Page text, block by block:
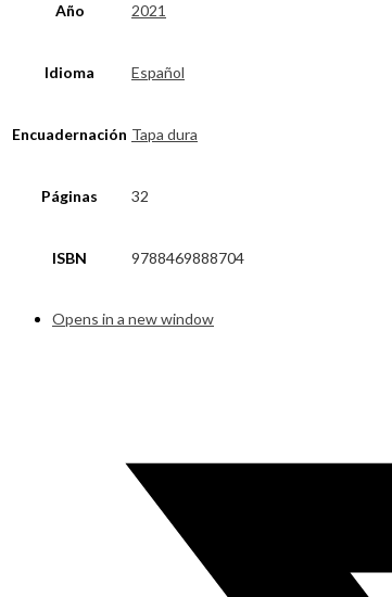
Año 2021
Idioma Español
Encuadernación Tapa dura
Páginas 32
ISBN 9788469888704
Opens in a new window